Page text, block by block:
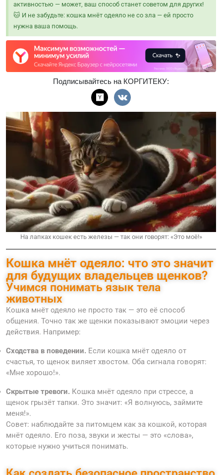
активностью — может, ваш способ станет советом для других!
🐱 И не забудьте: кошка мнёт одеяло не со зла — ей просто
нужна ваша помощь.
Подписывайтесь на КОРГИТЕКУ:
На лапках кошек есть железы — так они говорят: «Это моё!»
Кошка мнёт одеяло: что это значит
для будущих владельцев щенков?
Учимся понимать язык тела
животных
Кошка мнёт одеяло не просто так — это её способ
общения. Точно так же щенки показывают эмоции через
действия. Например:
Сходства в поведении. Если кошка мнёт одеяло от
счастья, то щенок виляет хвостом. Оба сигнала говорят:
«Мне хорошо!».
Скрытые тревоги. Кошка мнёт одеяло при стрессе, а
щенок грызёт тапки. Это значит: «Я волнуюсь, займите
меня!».
Совет: наблюдайте за питомцем как за кошкой, которая
мнёт одеяло. Его поза, звуки и жесты — это «слова»,
которые нужно учиться понимать.